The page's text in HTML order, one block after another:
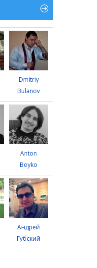
Dmitriy
Bulanov
Anton
Boyko
Андрей
Губский